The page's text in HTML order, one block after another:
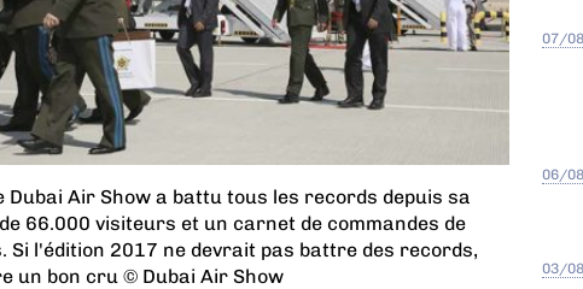
Dubai Air Show a battu tous les records depuis sa
66.000 visiteurs et un carnet de commandes de
Si l'édition 2017 ne devrait pas battre des records,
un bon cru © Dubai Air Show
07/
06/
03/